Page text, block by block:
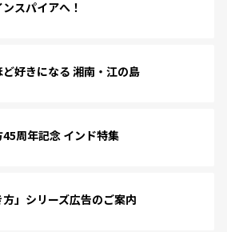
スパイアへ！
好きになる 湘南・江の島
周年記念 インド特集
方」シリーズ広告のご案内